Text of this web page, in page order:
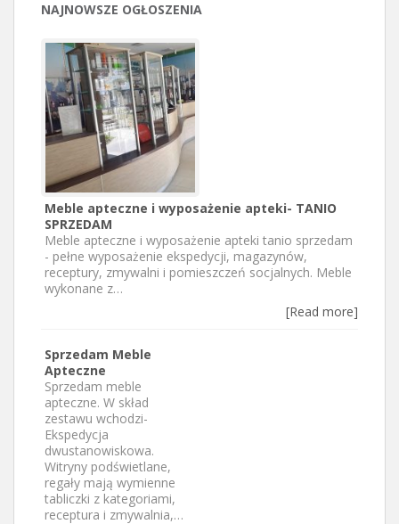
NAJNOWSZE OGŁOSZENIA
Meble apteczne i wyposażenie apteki- TANIO
SPRZEDAM
Meble apteczne i wyposażenie apteki tanio sprzedam
- pełne wyposażenie ekspedycji, magazynów,
receptury, zmywalni i pomieszczeń socjalnych. Meble
wykonane z…
[Read more]
Sprzedam Meble
Apteczne
Sprzedam meble
apteczne. W skład
zestawu wchodzi-
Ekspedycja
dwustanowiskowa.
Witryny podświetlane,
regały mają wymienne
tabliczki z kategoriami,
receptura i zmywalnia,…